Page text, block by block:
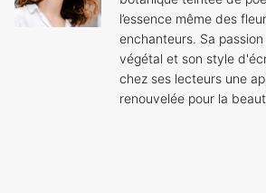
l’essence même des
enchanteurs. Sa
végétal et son style
chez ses lecteurs une
renouvelée pour la